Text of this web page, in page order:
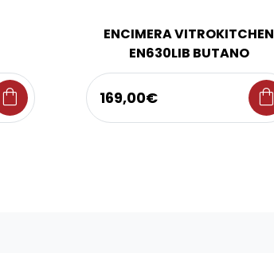
shopping_bag
ENCIMERA VITROKITCHEN
EN630LIB BUTANO
169,00€ shopping_bag